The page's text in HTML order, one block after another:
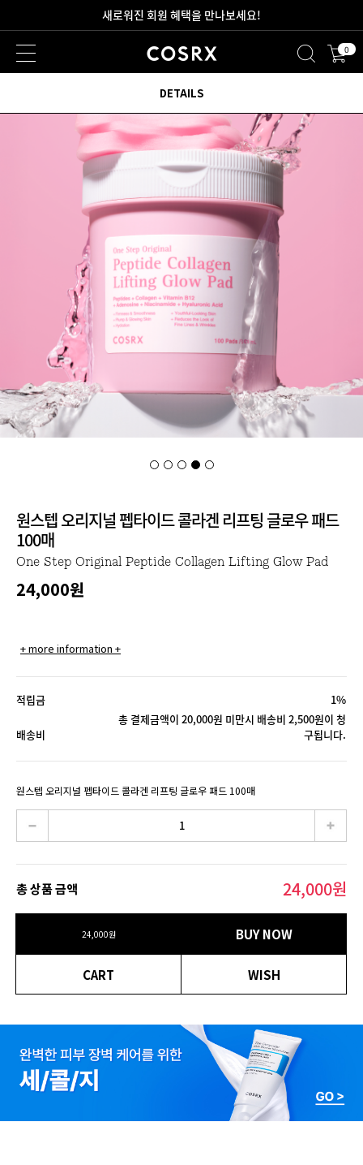
새로워진 회원 혜택을 만나보세요!
2만원 이상 무료 배송 0
원스텝 오리지널 펩타이드 콜라겐 리프팅 글로우 패드
100매
One Step Original Peptide Collagen Lifting Glow Pad
24,000원
+ more information +
적립금 1%
배송비
총 결제금액이 20,000원 미만시 배송비 2,500원이 청
구됩니다.
원스텝 오리지널 펩타이드 콜라겐 리프팅 글로우 패드 100매
총 상품 금액 24,000원
24,000원 BUY NOW
CART WISH
DETAILS